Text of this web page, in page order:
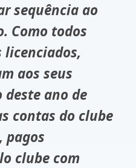
sequência ao
Como todos
licenciados,
aos seus
ano de
contas do clube
pagos
clube com